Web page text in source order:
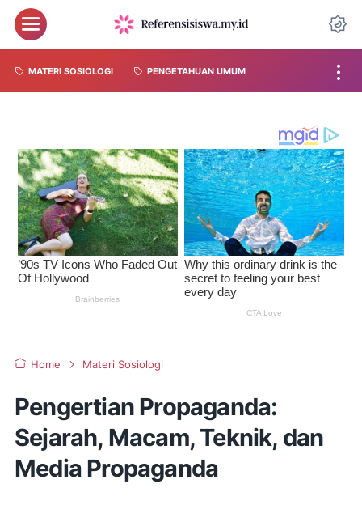
MATERI SOSIOLOGI PENGETAHUAN UMUM
Home Materi Sosiologi
Pengertian Propaganda:
Sejarah, Macam, Teknik, dan
Media Propaganda